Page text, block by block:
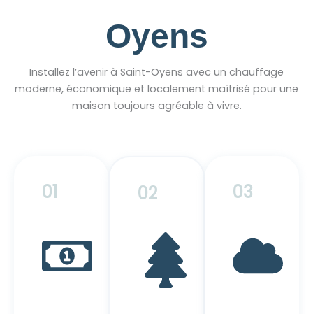
Oyens
Installez l’avenir à Saint-Oyens avec un chauffage
moderne, économique et localement maîtrisé pour une
maison toujours agréable à vivre.
01 02 03